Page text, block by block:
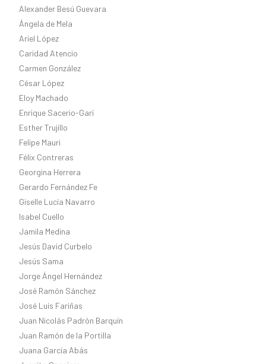
Alexander Besú Guevara
Ángela de Mela
Ariel López
Caridad Atencio
Carmen González
César López
Eloy Machado
Enrique Sacerio-Garí
Esther Trujillo
Felipe Mauri
Félix Contreras
Georgina Herrera
Gerardo Fernández Fe
Giselle Lucía Navarro
Isabel Cuello
Jamila Medina
Jesús David Curbelo
Jesús Sama
Jorge Ángel Hernández
José Ramón Sánchez
José Luis Fariñas
Juan Nicolás Padrón Barquín
Juan Ramón de la Portilla
Juana García Abás